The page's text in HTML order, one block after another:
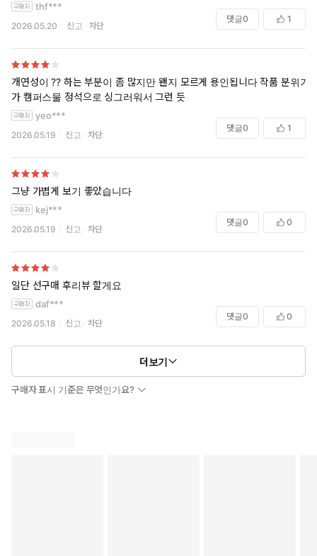
thf***
2026.05.20 신고 차단
댓글0 1
개연성이 ?? 하는 부분이 좀 많지만 왠지 모르게 용인됩니다 작품 분위기
가 캠퍼스물 정석으로 싱그러워서 그런 듯
yeo***
2026.05.19 신고 차단
댓글0 1
그냥 가볍게 보기 좋았습니다
kej***
2026.05.19 신고 차단
댓글0 0
일단 선구매 후리뷰 할게요
daf***
2026.05.18 신고 차단
댓글0 0
더보기
구매자 표시 기준은 무엇인가요?